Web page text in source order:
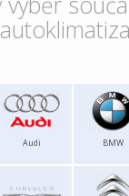
Audi BMW